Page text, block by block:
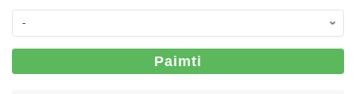
Paimti